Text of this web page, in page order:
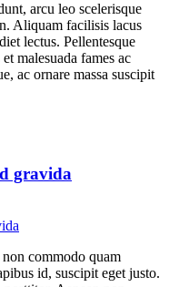
arcu leo scelerisque
Aliquam facilisis lacus
lectus. Pellentesque
malesuada fames ac
ac ornare massa suscipit
gravida
commodo quam
id, suscipit eget justo.